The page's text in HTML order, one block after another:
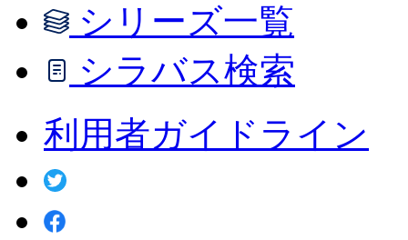
シリーズ一覧
シラバス検索
利用者ガイドライン